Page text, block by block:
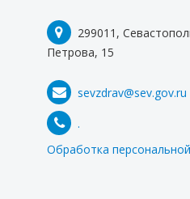
299011,
Петрова, 15
sevzdrav@sev.gov.ru
.
Обработка